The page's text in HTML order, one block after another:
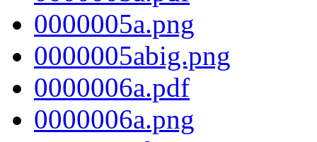
0000005a.png
0000005abig.png
0000006a.pdf
0000006a.png